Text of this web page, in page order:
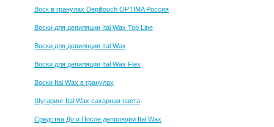
Воск в гранулах Depiltouch OPTIMA Россия
Воски для депиляции Ital Wax Top Line
Воски для депиляции Ital Wax
Воски для депиляции Ital Wax Flex
Воски Ital Wax в гранулах
Шугаринг Ital Wax сахарная паста
Средства До и После депиляции Ital Wax